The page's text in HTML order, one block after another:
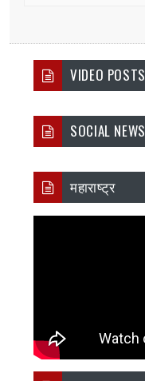
VIDEO POSTS
SOCIAL NEWS
महाराष्ट्र